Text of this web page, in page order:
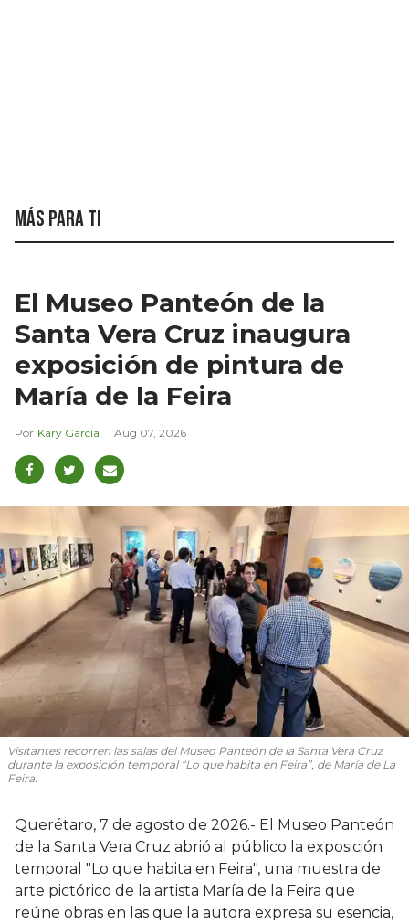
Más para ti
El Museo Panteón de la
Santa Vera Cruz inaugura
exposición de pintura de
María de la Feira
Kary García Aug 07, 2026
Visitantes recorren las salas del Museo Panteón de la Santa Vera Cruz
durante la exposición temporal “Lo que habita en Feira”, de María de La
Feira.
Querétaro, 7 de agosto de 2026.- El Museo Panteón
de la Santa Vera Cruz abrió al público la exposición
temporal "Lo que habita en Feira", una muestra de
arte pictórico de la artista María de la Feira que
reúne obras en las que la autora expresa su esencia,